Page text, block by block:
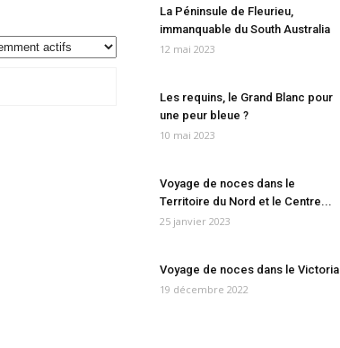
La Péninsule de Fleurieu,
immanquable du South Australia
12 mai 2023
Les requins, le Grand Blanc pour
une peur bleue ?
10 mai 2023
Voyage de noces dans le
Territoire du Nord et le Centre...
25 janvier 2023
Voyage de noces dans le Victoria
19 décembre 2022